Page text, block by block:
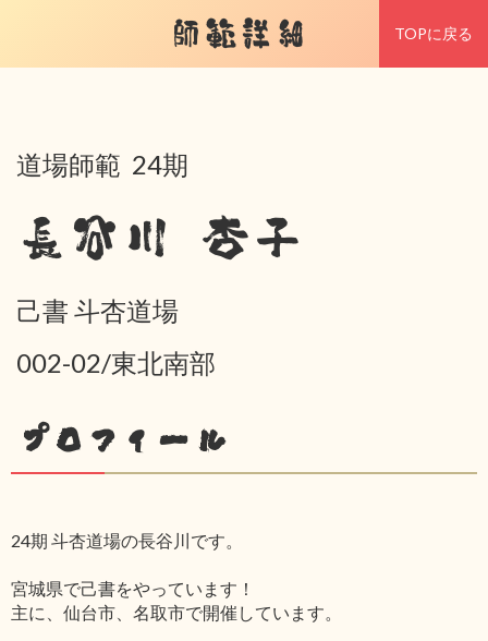
師範詳細 TOPに戻る
道場師範 24期
長谷川 杏子
己書 斗杏道場
002-02/東北南部
プロフィール
24期 斗杏道場の長谷川です。
宮城県で己書をやっています！
主に、仙台市、名取市で開催しています。